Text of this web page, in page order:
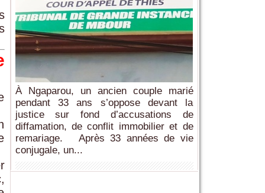
À Ngaparou, un ancien couple marié
pendant 33 ans s’oppose devant la
justice sur fond d’accusations de
diffamation, de conflit immobilier et de
remariage. Après 33 années de vie
conjugale, un...